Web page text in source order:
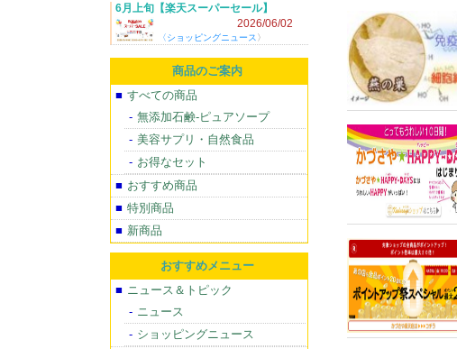
6月上旬【楽天スーパーセール】
2026/6/4(木) 20:00～！
2026/06/02
〈ショッピングニュース 〉
商品のご案内
すべての商品
無添加石鹸-ピュアソープ
美容サプリ・自然食品
お得なセット
おすすめ商品
特別商品
新商品
おすすめメニュー
ニュース＆トピック
ニュース
ショッピングニュース